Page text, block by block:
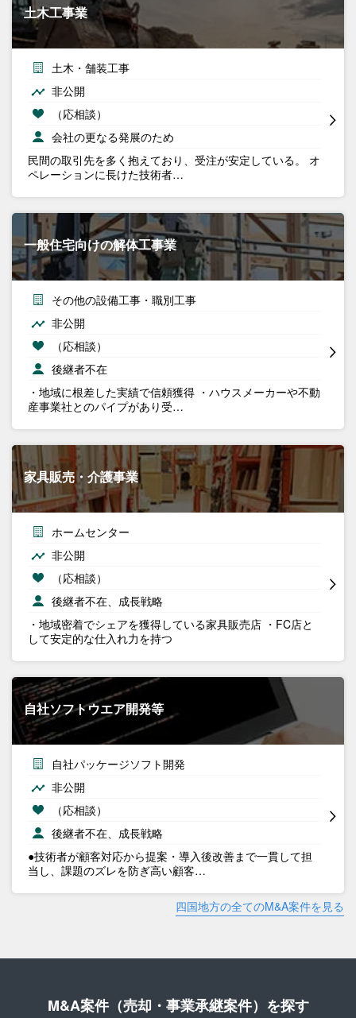
土木工事業
土木・舗装工事
非公開
（応相談）
会社の更なる発展のため
民間の取引先を多く抱えており、受注が安定している。 オ
ペレーションに長けた技術者…
一般住宅向けの解体工事業
その他の設備工事・職別工事
非公開
（応相談）
後継者不在
・地域に根差した実績で信頼獲得 ・ハウスメーカーや不動
産事業社とのパイプがあり受…
家具販売・介護事業
ホームセンター
非公開
（応相談）
後継者不在、成長戦略
・地域密着でシェアを獲得している家具販売店 ・FC店と
して安定的な仕入れ力を持つ
自社ソフトウエア開発等
自社パッケージソフト開発
非公開
（応相談）
後継者不在、成長戦略
●技術者が顧客対応から提案・導入後改善まで一貫して担
当し、課題のズレを防ぎ高い顧客…
四国地方の全てのM&A案件を見る
M&A案件（売却・事業承継案件）を探す